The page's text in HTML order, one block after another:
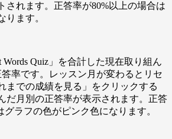
されます。正答率が80%以上の場合は
ります。
Words Quiz」を合計した現在取り組ん
率です。レッスン月が変わるとリセ
までの成績を見る」をクリックする
だ月別の正答率が表示されます。正答
グラフの色がピンク色になります。